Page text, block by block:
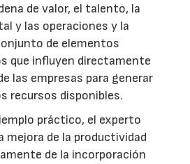
de valor, el talento, la
y las operaciones y la
de elementos
que influyen directamente
las empresas para generar
recursos disponibles.
práctico, el experto
mejora de la productividad
de la incorporación